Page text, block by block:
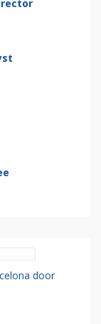
door